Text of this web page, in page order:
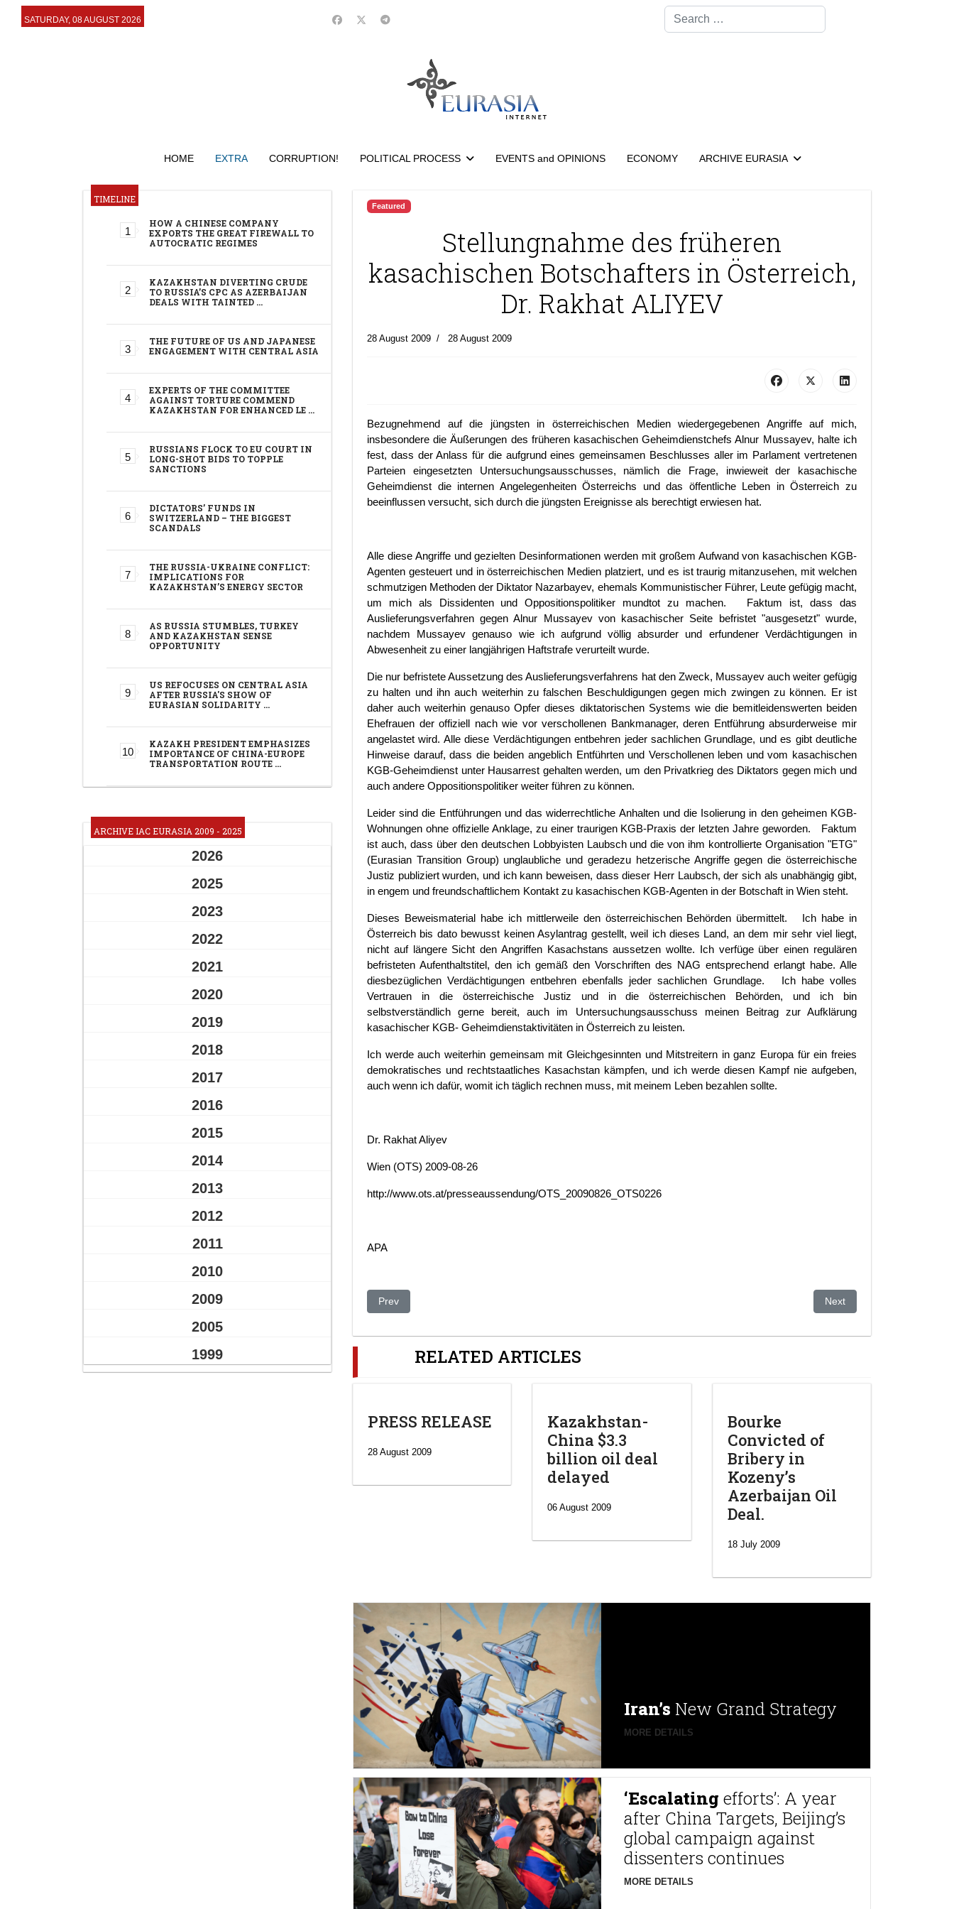
SATURDAY, 08 AUGUST 2026
Search
HOME EXTRA CORRUPTION! POLITICAL PROCESS EVENTS and OPINIONS ECONOMY ARCHIVE EURASIA
TIMELINE
HOW A CHINESE COMPANY
EXPORTS THE GREAT FIREWALL TO
AUTOCRATIC REGIMES
KAZAKHSTAN DIVERTING CRUDE
TO RUSSIA’S CPC AS AZERBAIJAN
DEALS WITH TAINTED …
THE FUTURE OF US AND JAPANESE
ENGAGEMENT WITH CENTRAL ASIA
EXPERTS OF THE COMMITTEE
AGAINST TORTURE COMMEND
KAZAKHSTAN FOR ENHANCED LE …
RUSSIANS FLOCK TO EU COURT IN
LONG-SHOT BIDS TO TOPPLE
SANCTIONS
DICTATORS’ FUNDS IN
SWITZERLAND – THE BIGGEST
SCANDALS
THE RUSSIA-UKRAINE CONFLICT:
IMPLICATIONS FOR
KAZAKHSTAN’S ENERGY SECTOR
AS RUSSIA STUMBLES, TURKEY
AND KAZAKHSTAN SENSE
OPPORTUNITY
US REFOCUSES ON CENTRAL ASIA
AFTER RUSSIA'S SHOW OF
EURASIAN SOLIDARITY …
KAZAKH PRESIDENT EMPHASIZES
IMPORTANCE OF CHINA-EUROPE
TRANSPORTATION ROUTE …
ARCHIVE IAC EURASIA 2009 - 2025
2026
2025
2023
2022
2021
2020
2019
2018
2017
2016
2015
2014
2013
2012
2011
2010
2009
2005
1999
Featured
Stellungnahme des früheren
kasachischen Botschafters in Österreich,
Dr. Rakhat ALIYEV
28 August 2009 28 August 2009
Bezugnehmend auf die jüngsten in österreichischen Medien wiedergegebenen Angriffe auf mich,
insbesondere die Äußerungen des früheren kasachischen Geheimdienstchefs Alnur Mussayev, halte ich
fest, dass der Anlass für die aufgrund eines gemeinsamen Beschlusses aller im Parlament vertretenen
Parteien eingesetzten Untersuchungsausschusses, nämlich die Frage, inwieweit der kasachische
Geheimdienst die internen Angelegenheiten Österreichs und das öffentliche Leben in Österreich zu
beeinflussen versucht, sich durch die jüngsten Ereignisse als berechtigt erwiesen hat.
Alle diese Angriffe und gezielten Desinformationen werden mit großem Aufwand von kasachischen KGB-
Agenten gesteuert und in österreichischen Medien platziert, und es ist traurig mitanzusehen, mit welchen
schmutzigen Methoden der Diktator Nazarbayev, ehemals Kommunistischer Führer, Leute gefügig macht,
um mich als Dissidenten und Oppositionspolitiker mundtot zu machen. Faktum ist, dass das
Auslieferungsverfahren gegen Alnur Mussayev von kasachischer Seite befristet "ausgesetzt" wurde,
nachdem Mussayev genauso wie ich aufgrund völlig absurder und erfundener Verdächtigungen in
Abwesenheit zu einer langjährigen Haftstrafe verurteilt wurde.
Die nur befristete Aussetzung des Auslieferungsverfahrens hat den Zweck, Mussayev auch weiter gefügig
zu halten und ihn auch weiterhin zu falschen Beschuldigungen gegen mich zwingen zu können. Er ist
daher auch weiterhin genauso Opfer dieses diktatorischen Systems wie die bemitleidenswerten beiden
Ehefrauen der offiziell nach wie vor verschollenen Bankmanager, deren Entführung absurderweise mir
angelastet wird. Alle diese Verdächtigungen entbehren jeder sachlichen Grundlage, und es gibt deutliche
Hinweise darauf, dass die beiden angeblich Entführten und Verschollenen leben und vom kasachischen
KGB-Geheimdienst unter Hausarrest gehalten werden, um den Privatkrieg des Diktators gegen mich und
auch andere Oppositionspolitiker weiter führen zu können.
Leider sind die Entführungen und das widerrechtliche Anhalten und die Isolierung in den geheimen KGB-
Wohnungen ohne offizielle Anklage, zu einer traurigen KGB-Praxis der letzten Jahre geworden. Faktum
ist auch, dass über den deutschen Lobbyisten Laubsch und die von ihm kontrollierte Organisation "ETG"
(Eurasian Transition Group) unglaubliche und geradezu hetzerische Angriffe gegen die österreichische
Justiz publiziert wurden, und ich kann beweisen, dass dieser Herr Laubsch, der sich als unabhängig gibt,
in engem und freundschaftlichem Kontakt zu kasachischen KGB-Agenten in der Botschaft in Wien steht.
Dieses Beweismaterial habe ich mittlerweile den österreichischen Behörden übermittelt. Ich habe in
Österreich bis dato bewusst keinen Asylantrag gestellt, weil ich dieses Land, an dem mir sehr viel liegt,
nicht auf längere Sicht den Angriffen Kasachstans aussetzen wollte. Ich verfüge über einen regulären
befristeten Aufenthaltstitel, den ich gemäß den Vorschriften des NAG entsprechend erlangt habe. Alle
diesbezüglichen Verdächtigungen entbehren ebenfalls jeder sachlichen Grundlage. Ich habe volles
Vertrauen in die österreichische Justiz und in die österreichischen Behörden, und ich bin
selbstverständlich gerne bereit, auch im Untersuchungsausschuss meinen Beitrag zur Aufklärung
kasachischer KGB- Geheimdienstaktivitäten in Österreich zu leisten.
Ich werde auch weiterhin gemeinsam mit Gleichgesinnten und Mitstreitern in ganz Europa für ein freies
demokratisches und rechtstaatliches Kasachstan kämpfen, und ich werde diesen Kampf nie aufgeben,
auch wenn ich dafür, womit ich täglich rechnen muss, mit meinem Leben bezahlen sollte.
Dr. Rakhat Aliyev
Wien (OTS) 2009-08-26
http://www.ots.at/presseaussendung/OTS_20090826_OTS0226
APA
Previous article: Aliev Says Kazakh Authorities Try To 'Get' Him Using Former Associate
Prev Next article: PRESS
Next
RELATED ARTICLES
PRESS RELEASE
28 August 2009
Kazakhstan-
China $3.3
billion oil deal
delayed
06 August 2009
Bourke
Convicted of
Bribery in
Kozeny’s
Azerbaijan Oil
Deal.
18 July 2009
Iran’s New Grand Strategy
MORE DETAILS
‘Escalating efforts’: A year
after China Targets, Beijing’s
global campaign against
dissenters continues
MORE DETAILS